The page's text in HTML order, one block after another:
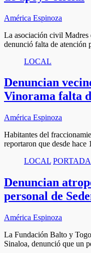
América Espinoza
La asociación civil Madres
denunció falta de
LOCAL
Denuncian
Vinorama falta
América Espinoza
Habitantes del
reportaron que desde
LOCAL PORTADA
Denuncian
personal de
América Espinoza
La Fundación Balto y
Sinaloa, denunció que un